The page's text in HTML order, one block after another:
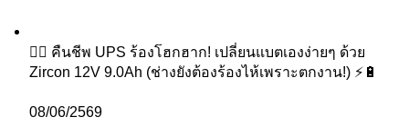
🧟‍♂️ คืนชีพ UPS ร้องโฮกฮาก! เปลี่ยนแบตเองง่ายๆ ด้วย
Zircon 12V 9.0Ah (ช่างยังต้องร้องไห้เพราะตกงาน!) ⚡️🔋
08/06/2569